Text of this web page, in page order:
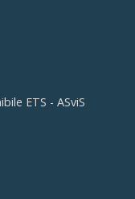
ETS - ASviS